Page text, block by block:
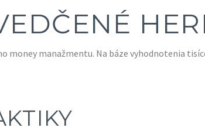
money manažmentu. Na báze vyhodnotenia